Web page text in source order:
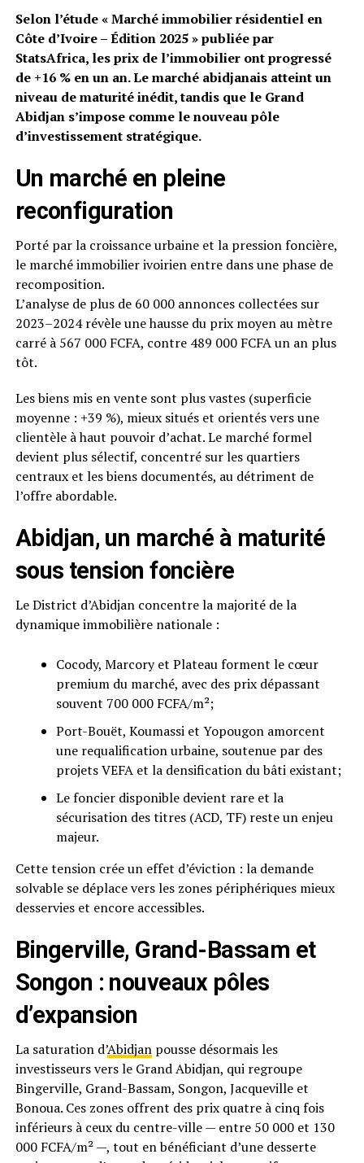
Selon l’étude « Marché immobilier résidentiel en
Côte d’Ivoire – Édition 2025 » publiée par
StatsAfrica, les prix de l’immobilier ont progressé
de +16 % en un an. Le marché abidjanais atteint un
niveau de maturité inédit, tandis que le Grand
Abidjan s’impose comme le nouveau pôle
d’investissement stratégique.
Un marché en pleine
reconfiguration
Porté par la croissance urbaine et la pression foncière,
le marché immobilier ivoirien entre dans une phase de
recomposition.
L’analyse de plus de 60 000 annonces collectées sur
2023–2024 révèle une hausse du prix moyen au mètre
carré à 567 000 FCFA, contre 489 000 FCFA un an plus
tôt.
Les biens mis en vente sont plus vastes (superficie
moyenne : +39 %), mieux situés et orientés vers une
clientèle à haut pouvoir d’achat. Le marché formel
devient plus sélectif, concentré sur les quartiers
centraux et les biens documentés, au détriment de
l’offre abordable.
Abidjan, un marché à maturité
sous tension foncière
Le District d’Abidjan concentre la majorité de la
dynamique immobilière nationale :
Cocody, Marcory et Plateau forment le cœur
premium du marché, avec des prix dépassant
souvent 700 000 FCFA/m²;
Port-Bouët, Koumassi et Yopougon amorcent
une requalification urbaine, soutenue par des
projets VEFA et la densification du bâti existant;
Le foncier disponible devient rare et la
sécurisation des titres (ACD, TF) reste un enjeu
majeur.
Cette tension crée un effet d’éviction : la demande
solvable se déplace vers les zones périphériques mieux
desservies et encore accessibles.
Bingerville, Grand-Bassam et
Songon : nouveaux pôles
d’expansion
La saturation d’Abidjanpousse désormais les
investisseurs vers le Grand Abidjan, qui regroupe
Bingerville, Grand-Bassam, Songon, Jacqueville et
Bonoua. Ces zones offrent des prix quatre à cinq fois
inférieurs à ceux du centre-ville — entre 50 000 et 130
000 FCFA/m² —, tout en bénéficiant d’une desserte